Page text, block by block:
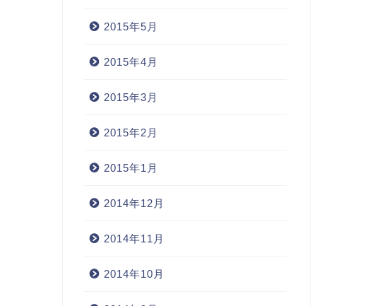
2015年5月
2015年4月
2015年3月
2015年2月
2015年1月
2014年12月
2014年11月
2014年10月